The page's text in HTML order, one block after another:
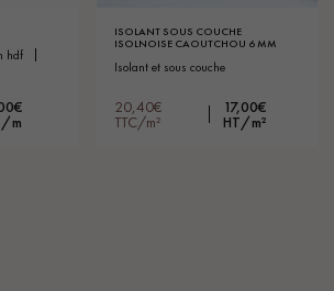
hdf
m
ISOLANT SOUS COUCHE
ISOLNOISE CAOUTCHOU 6 MM
isolant et sous couche
20,40€
TTC/m²
17,00€
HT/m²